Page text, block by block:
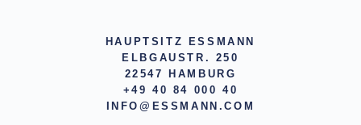
HAUPTSITZ ESSMANN
ELBGAUSTR. 250
22547 HAMBURG
+49 40 84 000 40
INFO@ESSMANN.COM